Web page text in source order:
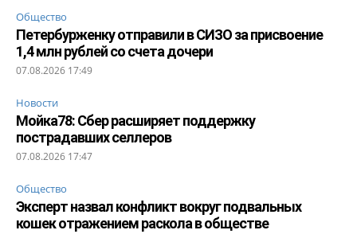
Общество
Петербурженку отправили в СИЗО за присвоение
1,4 млн рублей со счета дочери
07.08.2026 17:49
Новости
Мойка78: Сбер расширяет поддержку
пострадавших селлеров
07.08.2026 17:47
Общество
Эксперт назвал конфликт вокруг подвальных
кошек отражением раскола в обществе